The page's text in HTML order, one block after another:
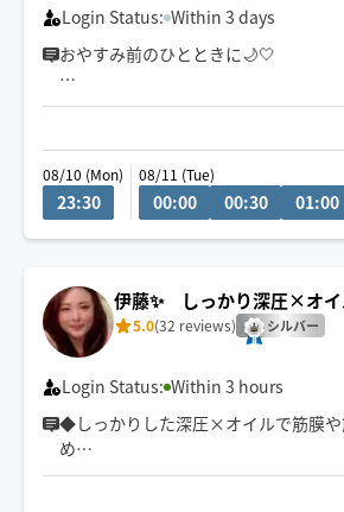
Login Status: Within 3 days
おやすみ前のひとときに🌙🤍
ゆったりとした心地よい圧で、お身
オイル・もみほぐし・ヘッド・ストレ
せ、お身体に合わせたオーダーメイド
08/10 (Mon)
23:30
08/11 (Tue)
00:00 00:30 01:00
伊藤✨ しっかり深圧×オイ
ア5.0(32 reviews) シルバー
Login Status: Within 3 hours
◆しっかりした深圧×オイルで筋膜や
め
しんどい肩コリや浮腫、睡眠の浅さ